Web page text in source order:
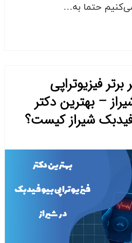
حتما به…
دکتر برتر فیزیوتراپی
– بهترین دکتر
شیراز کیست؟